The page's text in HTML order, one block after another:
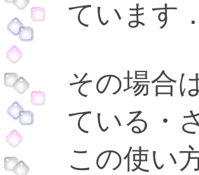
ています．
その場合
ている・
この使い